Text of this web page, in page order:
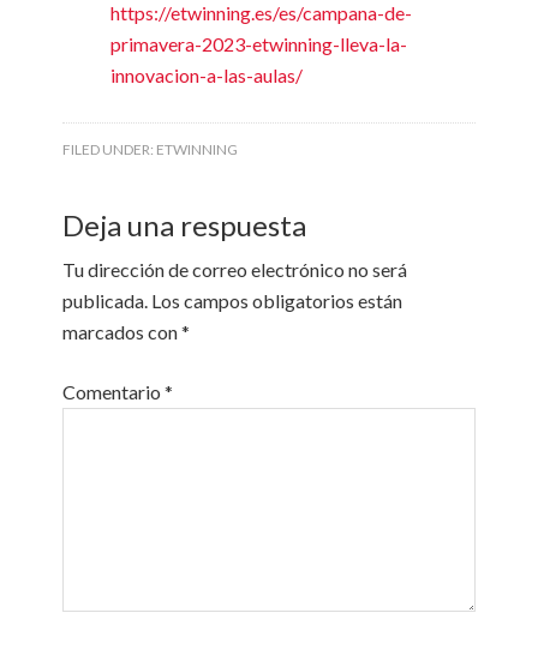
https://etwinning.es/es/campana-de-
primavera-2023-etwinning-lleva-la-
innovacion-a-las-aulas/
FILED UNDER: ETWINNING
Deja una respuesta
Tu dirección de correo electrónico no será
publicada. Los campos obligatorios están
marcados con*
Comentario*